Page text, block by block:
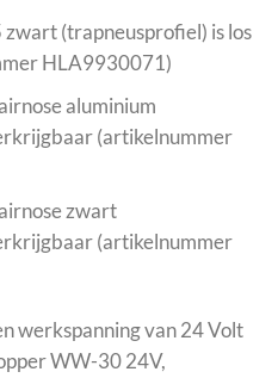
(trapneusprofiel) is los
HLA9930071)
aluminium
(artikelnummer
zwart
(artikelnummer
werkspanning van 24 Volt
WW-30 24V,